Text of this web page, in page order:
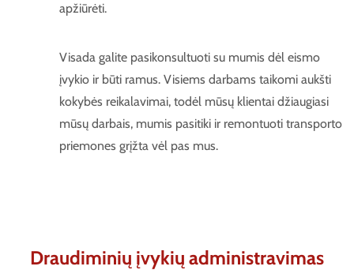
apžiūrėti.
Visada galite pasikonsultuoti su mumis dėl eismo
įvykio ir būti ramus. Visiems darbams taikomi aukšti
kokybės reikalavimai, todėl mūsų klientai džiaugiasi
mūsų darbais, mumis pasitiki ir remontuoti transporto
priemones grįžta vėl pas mus.
Draudiminių įvykių administravimas